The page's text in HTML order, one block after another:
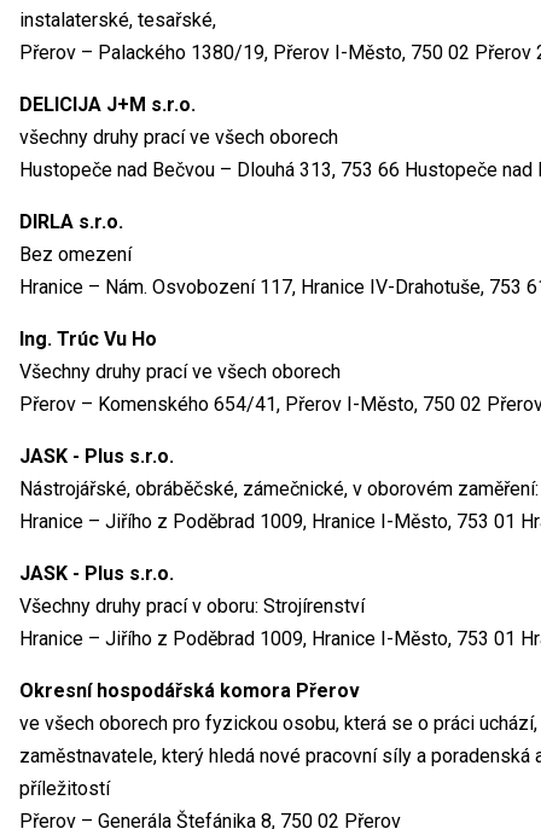
instalaterské, tesařské,
Přerov – Palackého 1380/19, Přerov I-Město, 750 02 Přerov
DELICIJA J+M s.r.o.
všechny druhy prací ve všech oborech
Hustopeče nad Bečvou – Dlouhá 313, 753 66 Hustopeče nad
DIRLA s.r.o.
Bez omezení
Hranice – Nám. Osvobození 117, Hranice IV-Drahotuše, 753
Ing. Trúc Vu Ho
Všechny druhy prací ve všech oborech
Přerov – Komenského 654/41, Přerov I-Město, 750 02
JASK - Plus s.r.o.
Nástrojářské, obráběčské, zámečnické, v oborovém
Hranice – Jiřího z Poděbrad 1009, Hranice I-Město, 753 01
JASK - Plus s.r.o.
Všechny druhy prací v oboru: Strojírenství
Hranice – Jiřího z Poděbrad 1009, Hranice I-Město, 753 01
Okresní hospodářská komora Přerov
ve všech oborech pro fyzickou osobu, která se o práci
zaměstnavatele, který hledá nové pracovní síly a
příležitostí
Přerov – Generála Štefánika 8, 750 02 Přerov